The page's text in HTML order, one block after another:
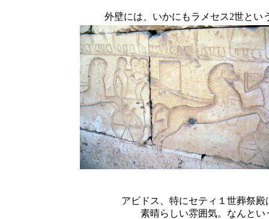
外壁には、いかにもラメセス2世とい
アビドス、特にセティ１世葬祭
素晴らしい雰囲気。なんと